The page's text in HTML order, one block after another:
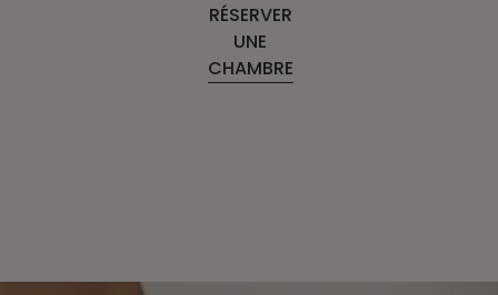
RÉSERVER
UNE
CHAMBRE